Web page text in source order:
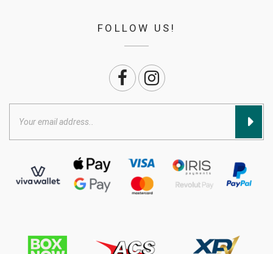
FOLLOW US!